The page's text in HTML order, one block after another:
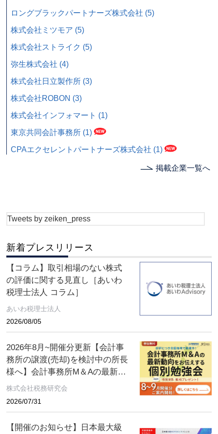
ロングブラックパートナーズ株式会社 (5)
株式会社ミツモア (5)
株式会社ストライク (5)
弥生株式会社 (4)
株式会社日立製作所 (3)
株式会社ROBON (3)
株式会社インフォマート (1)
東京共同会計事務所 (1)
CPAエクセレントパートナーズ株式会社 (1)
掲載企業一覧へ
Tweets by zeiken_press
新着プレスリリース
【コラム】取引相場のない株式
の評価に関する見直し［あいわ
税理士法人 コラム］
あいわ税理士法人
2026/08/05
2026年8月~開催分更新【会計事
務所の譲渡(売却)を検討中の所長
様へ】会計事務所M＆Aの最新動
向をお伝えする無料個別勉強会
株式会社税務研究会
2026/07/31
【開催のお知らせ】日本最大級